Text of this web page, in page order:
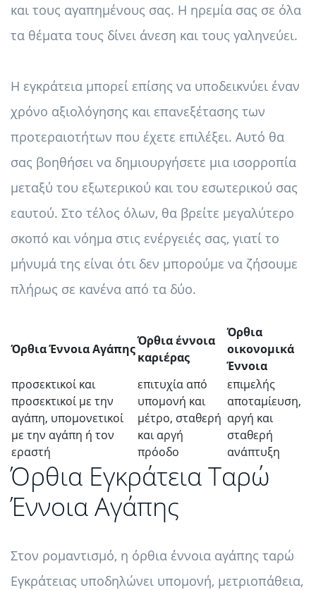
και τους αγαπημένους σας. Η ηρεμία σας σε όλα
τα θέματα τους δίνει άνεση και τους γαληνεύει.
Η εγκράτεια μπορεί επίσης να υποδεικνύει έναν
χρόνο αξιολόγησης και επανεξέτασης των
προτεραιοτήτων που έχετε επιλέξει. Αυτό θα
σας βοηθήσει να δημιουργήσετε μια ισορροπία
μεταξύ του εξωτερικού και του εσωτερικού σας
εαυτού. Στο τέλος όλων, θα βρείτε μεγαλύτερο
σκοπό και νόημα στις ενέργειές σας, γιατί το
μήνυμά της είναι ότι δεν μπορούμε να ζήσουμε
πλήρως σε κανένα από τα δύο.
Όρθια Έννοια Αγάπης
Όρθια έννοια
καριέρας
Όρθια
οικονομικά
Έννοια
προσεκτικοί και
προσεκτικοί με την
αγάπη, υπομονετικοί
με την αγάπη ή τον
εραστή
επιτυχία από
υπομονή και
μέτρο, σταθερή
και αργή
πρόοδο
επιμελής
αποταμίευση,
αργή και
σταθερή
ανάπτυξη
Όρθια Εγκράτεια Ταρώ
Έννοια Αγάπης
Στον ρομαντισμό, η όρθια έννοια αγάπης ταρώ
Εγκράτειας υποδηλώνει υπομονή, μετριοπάθεια,